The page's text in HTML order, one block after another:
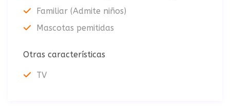
Familiar (Admite niños)
Mascotas pemitidas
Otras características
TV